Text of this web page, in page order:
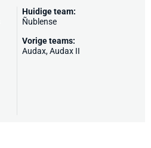
Huidige team:
Ñublense
Vorige teams:
Audax, Audax II